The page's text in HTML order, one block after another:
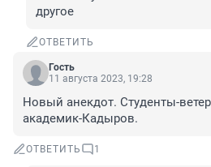
другое
ОТВЕТИТЬ
Гость
11 августа 2023, 19:28
Новый анекдот. Студенты-
академик-Кадыров.
ОТВЕТИТЬ 1